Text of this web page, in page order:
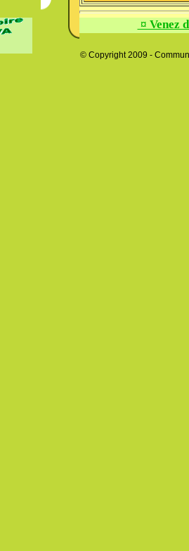
¤ Venez
© Copyright 2009 -